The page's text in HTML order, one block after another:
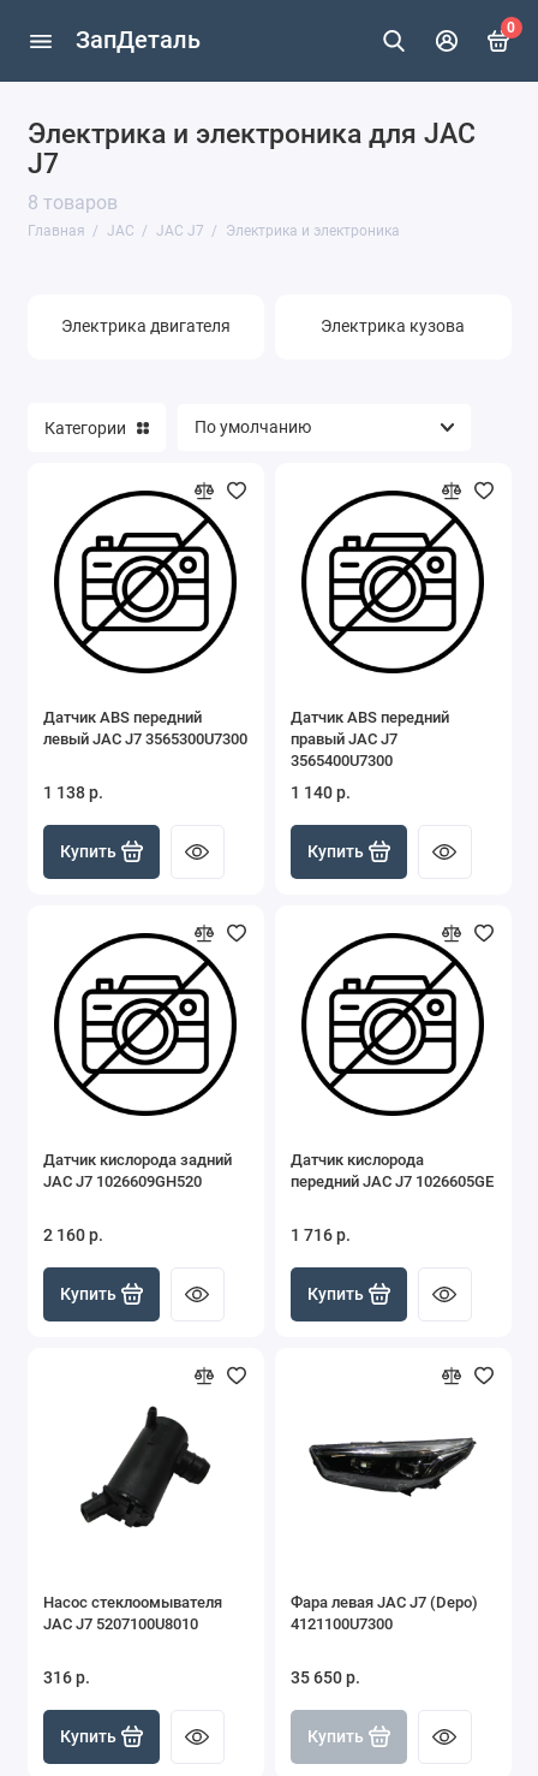
ЗапДеталь 0
Электрика и электроника для JAC
J7
8 товаров
Главная JAC JAC J7 Электрика и электроника
JAC S5 (Рестайлинг (2018—2023)
Электрика двигателя Электрика кузова
Категории
Датчик ABS передний
левый JAC J7 3565300U7300
1 138 р.
Купить
Датчик ABS передний
правый JAC J7
3565400U7300
1 140 р.
Купить
Датчик кислорода задний
JAC J7 1026609GH520
2 160 р.
Купить
Датчик кислорода
передний JAC J7 1026605GE
1 716 р.
Купить
Насос стеклоомывателя
JAC J7 5207100U8010
316 р.
Купить
Фара левая JAC J7 (Depo)
4121100U7300
35 650 р.
Купить